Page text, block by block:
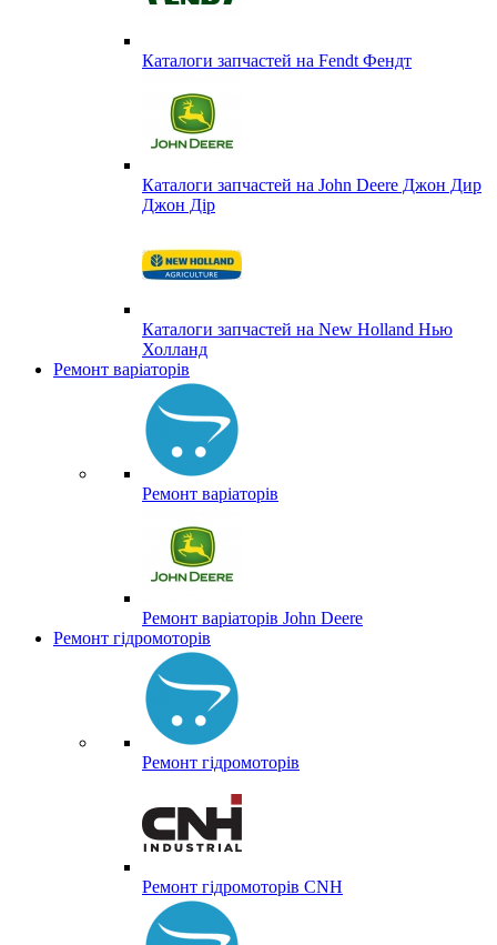
Каталоги запчастей на Fendt Фендт
Каталоги запчастей на John Deere Джон Дир
Джон Дір
Каталоги запчастей на New Holland Нью
Холланд
Ремонт варіаторів
Ремонт варіаторів
Ремонт варіаторів John Deere
Ремонт гідромоторів
Ремонт гідромоторів
Ремонт гідромоторів CNH